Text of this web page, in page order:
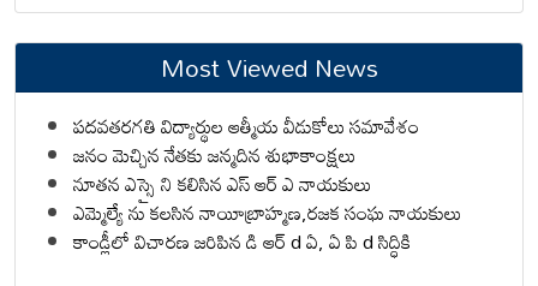
Most Viewed News
పదవతరగతి విద్యార్థుల ఆత్మీయ వీడుకోలు సమావేశం
జనం మెచ్చిన నేతకు జన్మదిన శుభాకాంక్షలు
నూతన ఎస్సై ని కలిసిన ఎస్ ఆర్ ఎ నాయకులు
ఎమ్మెల్యే ను కలసిన నాయీబ్రాహ్మణ,రజక సంఘ నాయకులు
కాండ్లీలో విచారణ జరిపిన డి ఆర్ d ఏ, ఏ పి d సిద్ధికి